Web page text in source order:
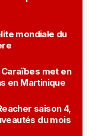
mondiale du
met en
en Martinique
saison 4,
du mois